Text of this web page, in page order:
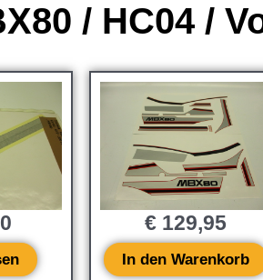
/ HC04 /
€129,95
In den Warenkorb